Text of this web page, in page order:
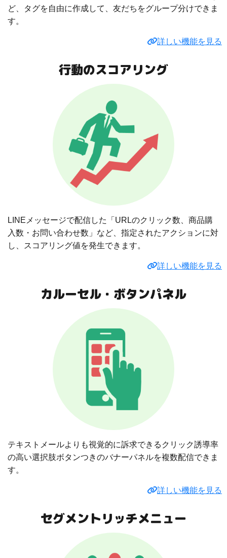
ど、タグを自由に作成して、友だちをグループ分けできま
す。
詳しい機能を見る
行動のスコアリング
LINEメッセージで配信した「URLのクリック数、商品購
入数・お問い合わせ数」など、指定されたアクションに対
し、スコアリング値を発生できます。
詳しい機能を見る
カルーセル・ボタンパネル
テキストメールよりも視覚的に訴求できるクリック誘導率
の高い選択肢ボタンつきのバナーパネルを複数配信できま
す。
詳しい機能を見る
セグメントリッチメニュー